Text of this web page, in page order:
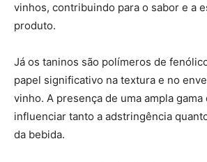
vinhos, contribuindo para o sabor e a
produto.
Já os taninos são polímeros de
papel significativo na textura e no
vinho. A presença de uma ampla
influenciar tanto a adstringência
da bebida.